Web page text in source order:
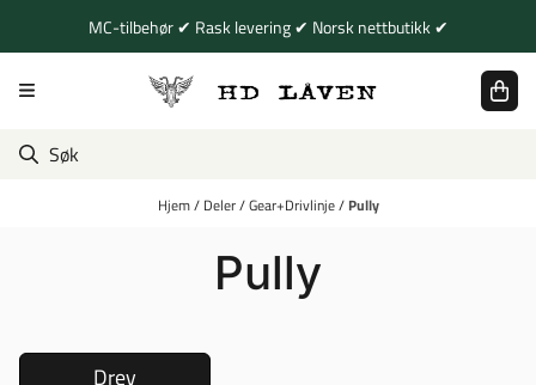
Hopp til innholdMC-tilbehør ✔ Rask levering ✔ Norsk nettbutikk ✔
Hjem/ Deler/Gear+Drivlinje/ Pully
Pully
Drev